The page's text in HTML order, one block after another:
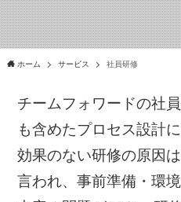
ホーム サービス 社員研修
チームフォワードの社
も含めたプロセス設計
効果のない研修の原因
言われ、事前準備・環